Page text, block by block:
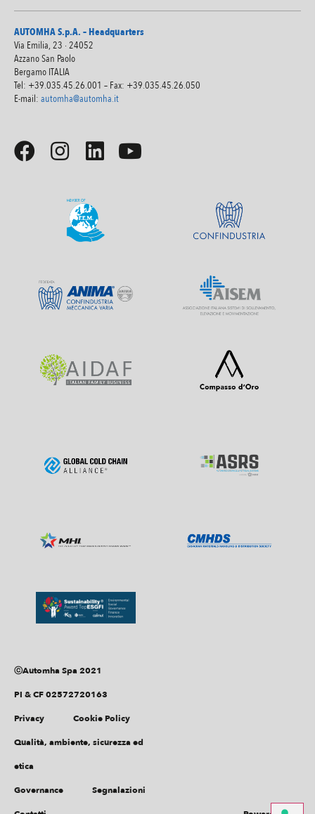
AUTOMHA S.p.A. – Headquarters
Via Emilia, 23 · 24052
Azzano San Paolo
Bergamo ITALIA
Tel: +39.035.45.26.001 – Fax: +39.035.45.26.050
E-mail: automha@automha.it
ⓒAutomha Spa 2021
PI & CF 02572720163
Privacy Cookie Policy
Qualità, ambiente, sicurezza ed
etica
Governance Segnalazioni